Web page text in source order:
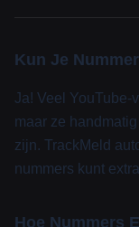
Kun Je
Ja! Veel YouTube-
maar ze
zijn. TrackMeld
nummers kunt
Hoe Nummers